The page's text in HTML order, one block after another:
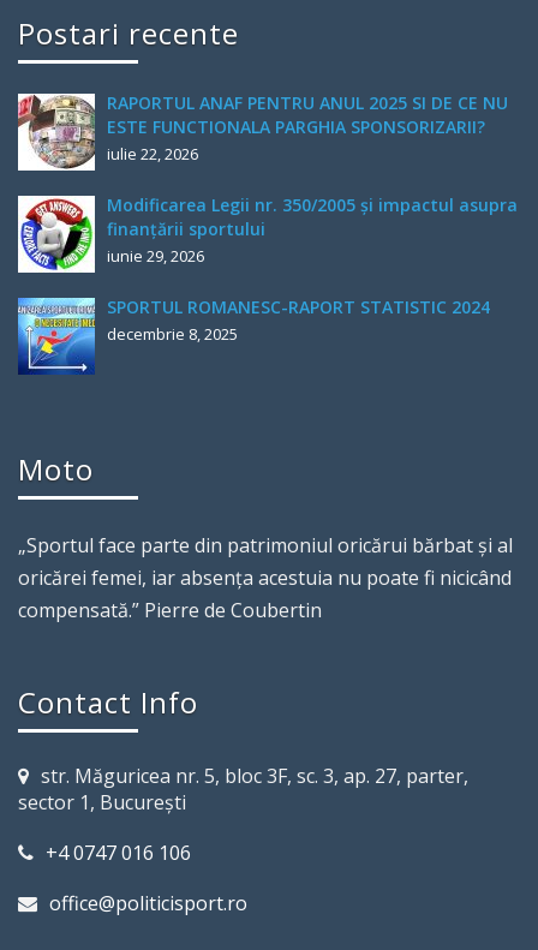
Postari recente
RAPORTUL ANAF PENTRU ANUL 2025 SI DE CE NU
ESTE FUNCTIONALA PARGHIA SPONSORIZARII?
iulie 22, 2026
Modificarea Legii nr. 350/2005 și impactul asupra
finanțării sportului
iunie 29, 2026
SPORTUL ROMANESC-RAPORT STATISTIC 2024
decembrie 8, 2025
Moto
„Sportul face parte din patrimoniul oricărui bărbat şi al
oricărei femei, iar absenţa acestuia nu poate fi nicicând
compensată.” Pierre de Coubertin
Contact Info
str. Măguricea nr. 5, bloc 3F, sc. 3, ap. 27, parter,
sector 1, Bucureşti
+4 0747 016 106
office@politicisport.ro